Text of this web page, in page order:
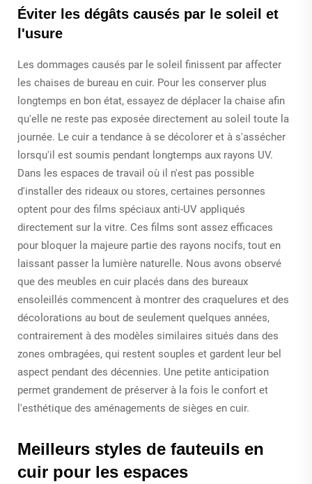
Éviter les dégâts causés par le soleil et
l'usure
Les dommages causés par le soleil finissent par affecter
les chaises de bureau en cuir. Pour les conserver plus
longtemps en bon état, essayez de déplacer la chaise afin
qu'elle ne reste pas exposée directement au soleil toute la
journée. Le cuir a tendance à se décolorer et à s'assécher
lorsqu'il est soumis pendant longtemps aux rayons UV.
Dans les espaces de travail où il n'est pas possible
d'installer des rideaux ou stores, certaines personnes
optent pour des films spéciaux anti-UV appliqués
directement sur la vitre. Ces films sont assez efficaces
pour bloquer la majeure partie des rayons nocifs, tout en
laissant passer la lumière naturelle. Nous avons observé
que des meubles en cuir placés dans des bureaux
ensoleillés commencent à montrer des craquelures et des
décolorations au bout de seulement quelques années,
contrairement à des modèles similaires situés dans des
zones ombragées, qui restent souples et gardent leur bel
aspect pendant des décennies. Une petite anticipation
permet grandement de préserver à la fois le confort et
l'esthétique des aménagements de sièges en cuir.
Meilleurs styles de fauteuils en
cuir pour les espaces